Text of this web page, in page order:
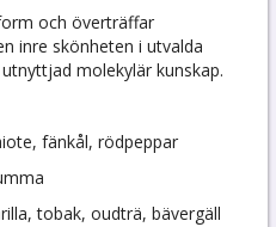
och överträffar
inre skönheten i utvalda
molekylär kunskap.
fänkål, rödpeppar
tobak, oudträ, bävergäll